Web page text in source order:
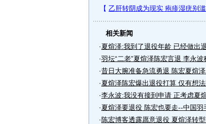
相关新闻
·夏煊泽:我到了退役年龄 已经做出
·羽坛“二老”夏煊泽陈宏言退 李永
·昔日大腕准备急流勇退 陈宏夏煊
·夏煊泽陈宏爆出退役打算 仅有想
·李永波:我没有接到申请 正考虑夏
·夏煊泽要退役 陈宏也要走--中国羽
· 陈宏博客透露愿意退役 夏煊泽转